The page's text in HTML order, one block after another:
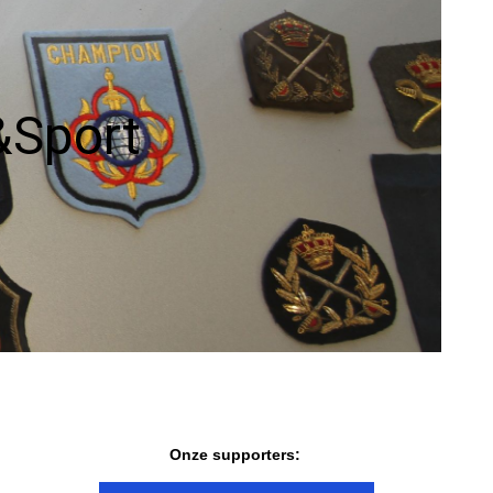
1981
1982
Uitzendingen
Verhalen vd
werkvloer
Wedstrijdverslagen
Onze supporters: